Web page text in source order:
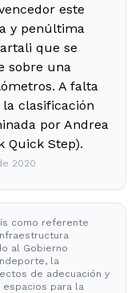
este
y penúltima
que se
sobre una
A falta
clasificación
por Andrea
Quick Step).
2020
como referente
al Gobierno
la
de adecuación y
espacios para la